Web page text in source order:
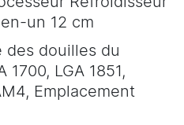
un 12 cm
des douilles du
1700, LGA 1851,
Emplacement